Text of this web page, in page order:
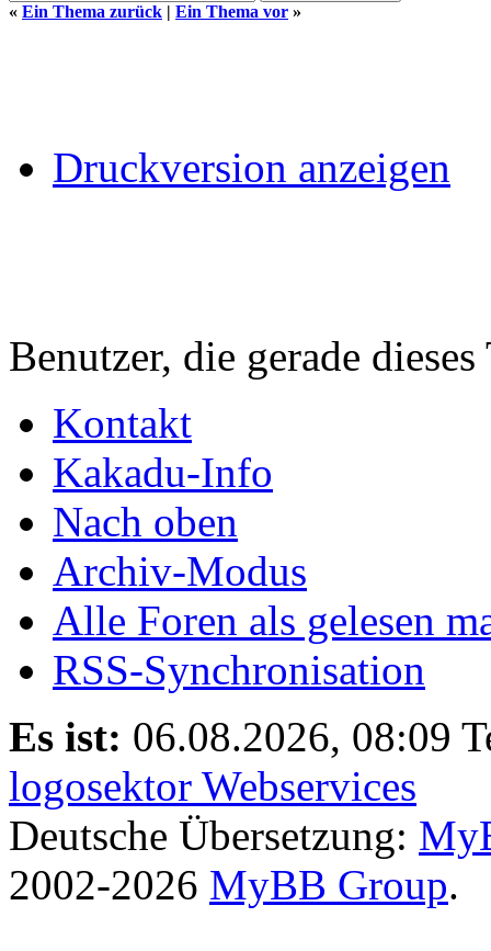
« Ein Thema zurück | Ein Thema vor »
Druckversion anzeigen
Benutzer, die gerade
Kontakt
Kakadu-Info
Nach oben
Archiv-Modus
Alle Foren als gelesen
RSS-Synchronisation
Es ist: 06.08.2026, 08:09
logosektor Webservices
Deutsche Übersetzung:
2002-2026 MyBB Group.